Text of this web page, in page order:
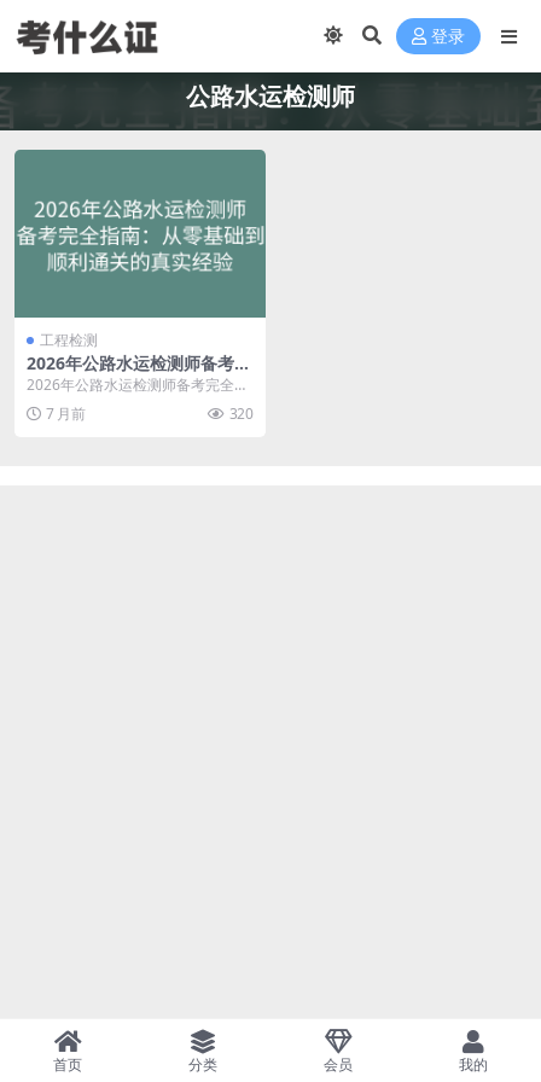
登录
公路水运检测师
工程检测
2026年公路水运检测师备考完
全指南：从零基础到顺利通关
2026年公路水运检测师备考完全指
南：从零基础到顺利通关的真实经
验 在公路检测这...
7 月前 320
首页 分类 会员 我的